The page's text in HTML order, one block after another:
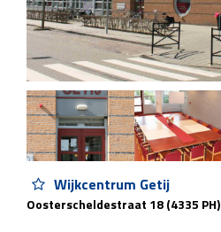
Wijkcentrum Getij
Oosterscheldestraat 18 (4335 PH)